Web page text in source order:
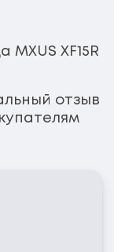
XF15R
отзыв